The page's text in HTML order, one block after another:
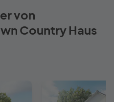
von
Country Haus